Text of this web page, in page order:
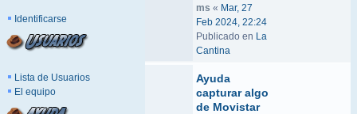
Identificarse
Lista de Usuarios
El equipo
ms « Mar, 27
Feb 2024, 22:24
Publicado en La
Cantina
Ayuda
capturar algo
de Movistar